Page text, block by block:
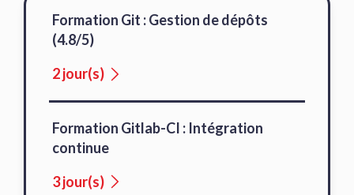
Formation Git : Gestion de dépôts
(4.8/5)
2 jour(s)
Formation Gitlab-CI : Intégration
continue
3 jour(s)